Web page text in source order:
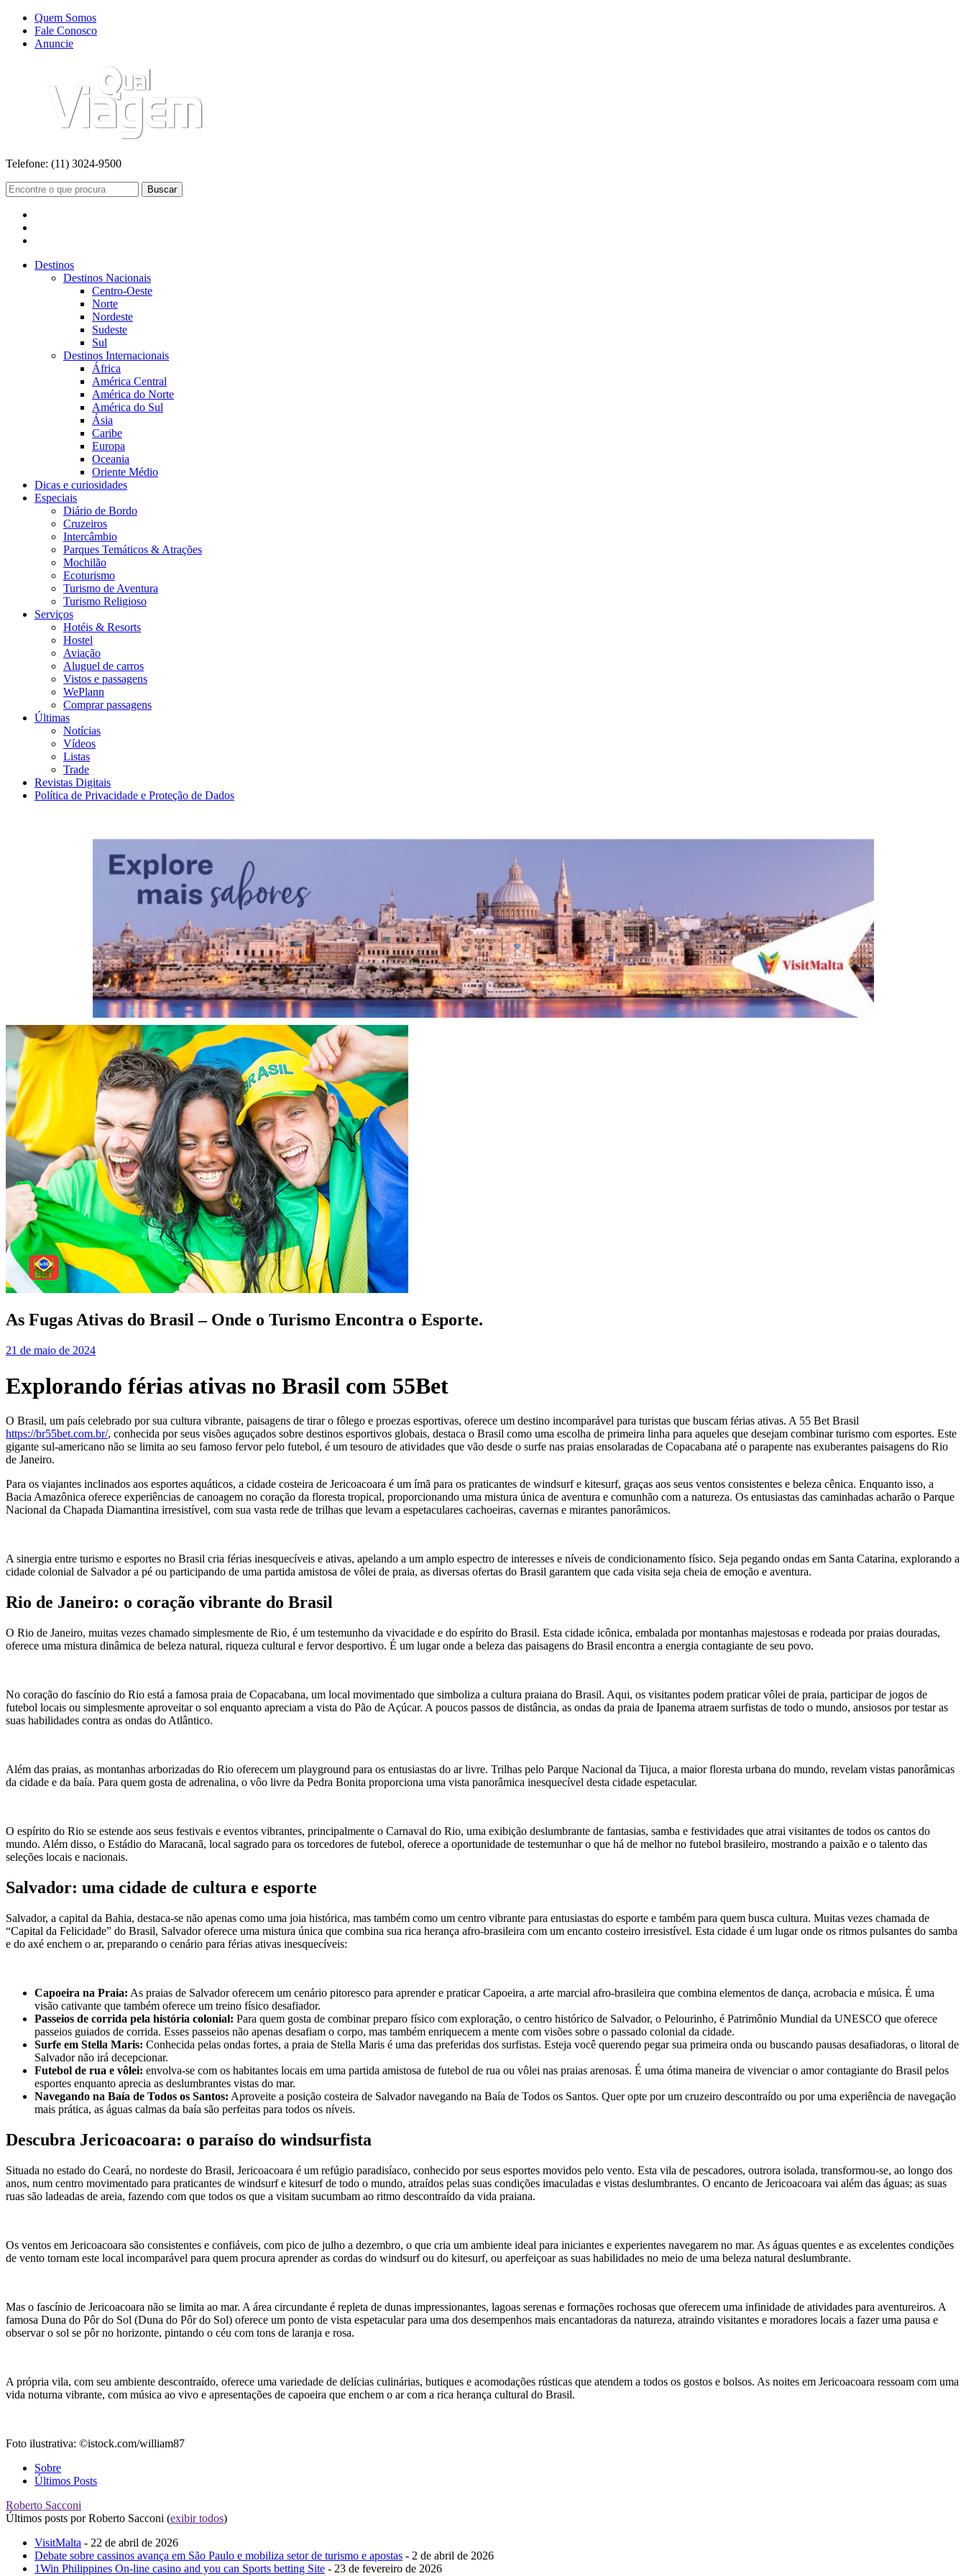
Quem Somos
Fale Conosco
Anuncie
Telefone: (11) 3024-9500
Buscar
Destinos
Destinos Nacionais
Centro-Oeste
Norte
Nordeste
Sudeste
Sul
Destinos Internacionais
África
América Central
América do Norte
América do Sul
Ásia
Caribe
Europa
Oceania
Oriente Médio
Dicas e curiosidades
Especiais
Diário de Bordo
Cruzeiros
Intercâmbio
Parques Temáticos & Atrações
Mochilão
Ecoturismo
Turismo de Aventura
Turismo Religioso
Serviços
Hotéis & Resorts
Hostel
Aviação
Aluguel de carros
Vistos e passagens
WePlann
Comprar passagens
Últimas
Notícias
Vídeos
Listas
Trade
Revistas Digitais
Política de Privacidade e Proteção de Dados
As Fugas Ativas do Brasil – Onde o Turismo Encontra o Esporte.
21 de maio de 2024
Explorando férias ativas no Brasil com 55Bet
O Brasil, um país celebrado por sua cultura vibrante, paisagens de tirar o fôlego e proezas esportivas, oferece um destino incomparável para turistas que buscam férias ativas. A 55 Bet Brasil
https://br55bet.com.br/, conhecida por seus visões aguçados sobre destinos esportivos globais, destaca o Brasil como uma escolha de primeira linha para aqueles que desejam combinar turismo com esportes. Este
gigante sul-americano não se limita ao seu famoso fervor pelo futebol, é um tesouro de atividades que vão desde o surfe nas praias ensolaradas de Copacabana até o parapente nas exuberantes paisagens do Rio
de Janeiro.
Para os viajantes inclinados aos esportes aquáticos, a cidade costeira de Jericoacoara é um ímã para os praticantes de windsurf e kitesurf, graças aos seus ventos consistentes e beleza cênica. Enquanto isso, a
Bacia Amazônica oferece experiências de canoagem no coração da floresta tropical, proporcionando uma mistura única de aventura e comunhão com a natureza. Os entusiastas das caminhadas acharão o Parque
Nacional da Chapada Diamantina irresistível, com sua vasta rede de trilhas que levam a espetaculares cachoeiras, cavernas e mirantes panorâmicos.
A sinergia entre turismo e esportes no Brasil cria férias inesquecíveis e ativas, apelando a um amplo espectro de interesses e níveis de condicionamento físico. Seja pegando ondas em Santa Catarina, explorando a
cidade colonial de Salvador a pé ou participando de uma partida amistosa de vôlei de praia, as diversas ofertas do Brasil garantem que cada visita seja cheia de emoção e aventura.
Rio de Janeiro: o coração vibrante do Brasil
O Rio de Janeiro, muitas vezes chamado simplesmente de Rio, é um testemunho da vivacidade e do espírito do Brasil. Esta cidade icônica, embalada por montanhas majestosas e rodeada por praias douradas,
oferece uma mistura dinâmica de beleza natural, riqueza cultural e fervor desportivo. É um lugar onde a beleza das paisagens do Brasil encontra a energia contagiante de seu povo.
No coração do fascínio do Rio está a famosa praia de Copacabana, um local movimentado que simboliza a cultura praiana do Brasil. Aqui, os visitantes podem praticar vôlei de praia, participar de jogos de
futebol locais ou simplesmente aproveitar o sol enquanto apreciam a vista do Pão de Açúcar. A poucos passos de distância, as ondas da praia de Ipanema atraem surfistas de todo o mundo, ansiosos por testar as
suas habilidades contra as ondas do Atlântico.
Além das praias, as montanhas arborizadas do Rio oferecem um playground para os entusiastas do ar livre. Trilhas pelo Parque Nacional da Tijuca, a maior floresta urbana do mundo, revelam vistas panorâmicas
da cidade e da baía. Para quem gosta de adrenalina, o vôo livre da Pedra Bonita proporciona uma vista panorâmica inesquecível desta cidade espetacular.
O espírito do Rio se estende aos seus festivais e eventos vibrantes, principalmente o Carnaval do Rio, uma exibição deslumbrante de fantasias, samba e festividades que atrai visitantes de todos os cantos do
mundo. Além disso, o Estádio do Maracanã, local sagrado para os torcedores de futebol, oferece a oportunidade de testemunhar o que há de melhor no futebol brasileiro, mostrando a paixão e o talento das
seleções locais e nacionais.
Salvador: uma cidade de cultura e esporte
Salvador, a capital da Bahia, destaca-se não apenas como uma joia histórica, mas também como um centro vibrante para entusiastas do esporte e também para quem busca cultura. Muitas vezes chamada de
“Capital da Felicidade” do Brasil, Salvador oferece uma mistura única que combina sua rica herança afro-brasileira com um encanto costeiro irresistível. Esta cidade é um lugar onde os ritmos pulsantes do samba
e do axé enchem o ar, preparando o cenário para férias ativas inesquecíveis:
Capoeira na Praia: As praias de Salvador oferecem um cenário pitoresco para aprender e praticar Capoeira, a arte marcial afro-brasileira que combina elementos de dança, acrobacia e música. É uma
visão cativante que também oferece um treino físico desafiador.
Passeios de corrida pela história colonial: Para quem gosta de combinar preparo físico com exploração, o centro histórico de Salvador, o Pelourinho, é Patrimônio Mundial da UNESCO que oferece
passeios guiados de corrida. Esses passeios não apenas desafiam o corpo, mas também enriquecem a mente com visões sobre o passado colonial da cidade.
Surfe em Stella Maris: Conhecida pelas ondas fortes, a praia de Stella Maris é uma das preferidas dos surfistas. Esteja você querendo pegar sua primeira onda ou buscando pausas desafiadoras, o litoral de
Salvador não irá decepcionar.
Futebol de rua e vôlei: envolva-se com os habitantes locais em uma partida amistosa de futebol de rua ou vôlei nas praias arenosas. É uma ótima maneira de vivenciar o amor contagiante do Brasil pelos
esportes enquanto aprecia as deslumbrantes vistas do mar.
Navegando na Baía de Todos os Santos: Aproveite a posição costeira de Salvador navegando na Baía de Todos os Santos. Quer opte por um cruzeiro descontraído ou por uma experiência de navegação
mais prática, as águas calmas da baía são perfeitas para todos os níveis.
Descubra Jericoacoara: o paraíso do windsurfista
Situada no estado do Ceará, no nordeste do Brasil, Jericoacoara é um refúgio paradisíaco, conhecido por seus esportes movidos pelo vento. Esta vila de pescadores, outrora isolada, transformou-se, ao longo dos
anos, num centro movimentado para praticantes de windsurf e kitesurf de todo o mundo, atraídos pelas suas condições imaculadas e vistas deslumbrantes. O encanto de Jericoacoara vai além das águas; as suas
ruas são ladeadas de areia, fazendo com que todos os que a visitam sucumbam ao ritmo descontraído da vida praiana.
Os ventos em Jericoacoara são consistentes e confiáveis, com pico de julho a dezembro, o que cria um ambiente ideal para iniciantes e experientes navegarem no mar. As águas quentes e as excelentes condições
de vento tornam este local incomparável para quem procura aprender as cordas do windsurf ou do kitesurf, ou aperfeiçoar as suas habilidades no meio de uma beleza natural deslumbrante.
Mas o fascínio de Jericoacoara não se limita ao mar. A área circundante é repleta de dunas impressionantes, lagoas serenas e formações rochosas que oferecem uma infinidade de atividades para aventureiros. A
famosa Duna do Pôr do Sol (Duna do Pôr do Sol) oferece um ponto de vista espetacular para uma dos desempenhos mais encantadoras da natureza, atraindo visitantes e moradores locais a fazer uma pausa e
observar o sol se pôr no horizonte, pintando o céu com tons de laranja e rosa.
A própria vila, com seu ambiente descontraído, oferece uma variedade de delícias culinárias, butiques e acomodações rústicas que atendem a todos os gostos e bolsos. As noites em Jericoacoara ressoam com uma
vida noturna vibrante, com música ao vivo e apresentações de capoeira que enchem o ar com a rica herança cultural do Brasil.
Foto ilustrativa: ©istock.com/william87
Sobre
Últimos Posts
Roberto Sacconi
Últimos posts por Roberto Sacconi (exibir todos)
VisitMalta - 22 de abril de 2026
Debate sobre cassinos avança em São Paulo e mobiliza setor de turismo e apostas - 2 de abril de 2026
1Win Philippines On-line casino and you can Sports betting Site - 23 de fevereiro de 2026